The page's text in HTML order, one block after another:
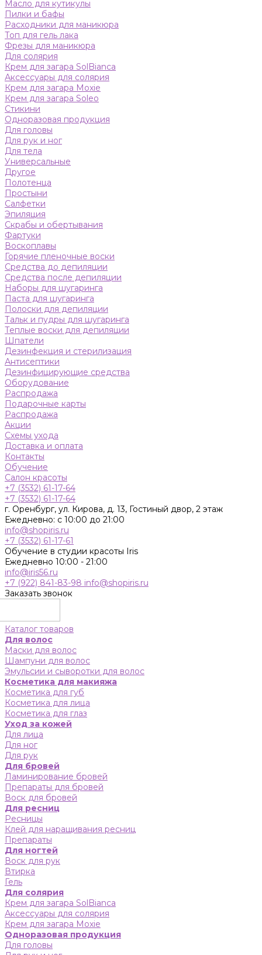
Масло для кутикулы
Пилки и бафы
Расходники для маникюра
Топ для гель лака
Фрезы для маникюра
Для солярия
Крем для загара SolBianca
Аксессуары для солярия
Крем для загара Moxie
Крем для загара Soleo
Стикини
Одноразовая продукция
Для головы
Для рук и ног
Для тела
Универсальные
Другое
Полотенца
Простыни
Салфетки
Эпиляция
Скрабы и обертывания
Фартуки
Воскоплавы
Горячие пленочные воски
Средства до депиляции
Средства после депиляции
Наборы для шугаринга
Паста для шугаринга
Полоски для депиляции
Тальк и пудры для шугаринга
Теплые воски для депиляции
Шпатели
Дезинфекция и стерилизация
Антисептики
Дезинфицирующие средства
Оборудование
Распродажа
Подарочные карты
Распродажа
Акции
Схемы ухода
Доставка и оплата
Контакты
Обучение
Салон красоты
+7 (3532) 61-17-64
+7 (3532) 61-17-64
г. Оренбург, ул. Кирова, д. 13, Гостиный двор, 2 этаж
Ежедневно: с 10:00 до 21:00
info@shopiris.ru
+7 (3532) 61-17-61
Обучение в студии красоты Iris
Ежедневно 10:00 - 21:00
info@iris56.ru
+7 (922) 841-83-98 info@shopiris.ru
Заказать звонок
Каталог товаров
Для волос
Маски для волос
Шампуни для волос
Эмульсии и сыворотки для волос
Косметика для макияжа
Косметика для губ
Косметика для лица
Косметика для глаз
Уход за кожей
Для лица
Для ног
Для рук
Для бровей
Ламинирование бровей
Препараты для бровей
Воск для бровей
Для ресниц
Ресницы
Клей для наращивания ресниц
Препараты
Для ногтей
Воск для рук
Втирка
Гель
Для солярия
Крем для загара SolBianca
Аксессуары для солярия
Крем для загара Moxie
Одноразовая продукция
Для головы